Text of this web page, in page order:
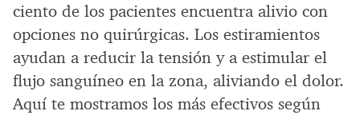
ciento de los pacientes encuentra alivio con
opciones no quirúrgicas. Los estiramientos
ayudan a reducir la tensión y a estimular el
flujo sanguíneo en la zona, aliviando el dolor.
Aquí te mostramos los más efectivos según